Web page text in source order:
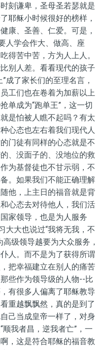
刻谦卑，圣母圣若瑟就是
耶稣小时候很好的榜样，
康、圣善、仁爱。可是，
人学会作大、做高、座
得苦中苦，方为人上人。
别人差。看看现代的孩子
成了家长们的至理名言，
工们也在卷着为加薪以上
单成为“跑单王”，这一切
是怕被人瞧不起吗？有太
心态也左右着我们现代人
门徒有同样的心态就是不
、没面子的、没地位的救
为基督徒也不甘示弱，不
。如果我们不能正确理解
他，上主日的福音就是背
心态去对待他人，我们活
家领导，也是为人服务
大大也说过“我将无我，不
级领导越要为大众服务，
人。而不是为了获得所谓
把幸福建立在别人的痛苦
些作为领导级的人物--比
有很多人偏离了耶稣教导
重越飘飘然，真的是到了
己当成皇帝一样了，对身
我者昌，逆我者亡”，一
，这是符合耶稣的福音教